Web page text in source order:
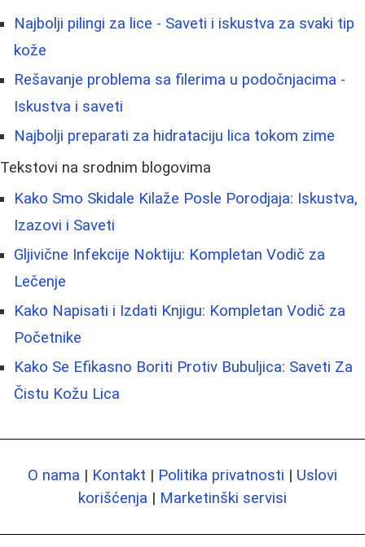
Najbolji pilingi za lice - Saveti i iskustva za svaki tip
kože
Rešavanje problema sa filerima u podočnjacima -
Iskustva i saveti
Najbolji preparati za hidrataciju lica tokom zime
Tekstovi na srodnim blogovima
Kako Smo Skidale Kilaže Posle Porodjaja: Iskustva,
Izazovi i Saveti
Gljivične Infekcije Noktiju: Kompletan Vodič za
Lečenje
Kako Napisati i Izdati Knjigu: Kompletan Vodič za
Početnike
Kako Se Efikasno Boriti Protiv Bubuljica: Saveti Za
Čistu Kožu Lica
O nama | Kontakt | Politika privatnosti | Uslovi
korišćenja | Marketinški servisi